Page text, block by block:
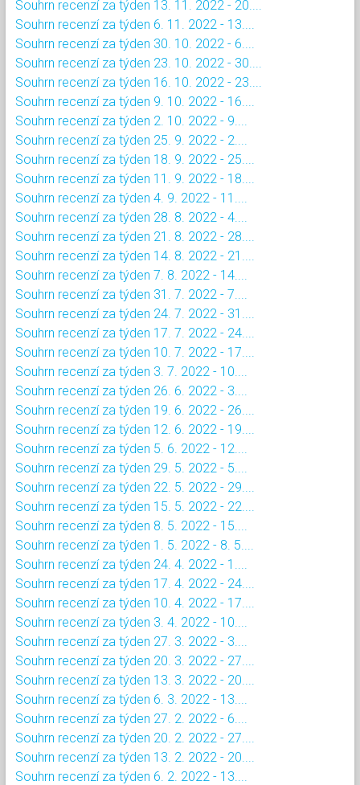
Souhrn recenzí za týden 13. 11. 2022 - 20....
Souhrn recenzí za týden 6. 11. 2022 - 13....
Souhrn recenzí za týden 30. 10. 2022 - 6....
Souhrn recenzí za týden 23. 10. 2022 - 30....
Souhrn recenzí za týden 16. 10. 2022 - 23....
Souhrn recenzí za týden 9. 10. 2022 - 16....
Souhrn recenzí za týden 2. 10. 2022 - 9....
Souhrn recenzí za týden 25. 9. 2022 - 2....
Souhrn recenzí za týden 18. 9. 2022 - 25....
Souhrn recenzí za týden 11. 9. 2022 - 18....
Souhrn recenzí za týden 4. 9. 2022 - 11....
Souhrn recenzí za týden 28. 8. 2022 - 4....
Souhrn recenzí za týden 21. 8. 2022 - 28....
Souhrn recenzí za týden 14. 8. 2022 - 21....
Souhrn recenzí za týden 7. 8. 2022 - 14....
Souhrn recenzí za týden 31. 7. 2022 - 7....
Souhrn recenzí za týden 24. 7. 2022 - 31....
Souhrn recenzí za týden 17. 7. 2022 - 24....
Souhrn recenzí za týden 10. 7. 2022 - 17....
Souhrn recenzí za týden 3. 7. 2022 - 10....
Souhrn recenzí za týden 26. 6. 2022 - 3....
Souhrn recenzí za týden 19. 6. 2022 - 26....
Souhrn recenzí za týden 12. 6. 2022 - 19....
Souhrn recenzí za týden 5. 6. 2022 - 12....
Souhrn recenzí za týden 29. 5. 2022 - 5....
Souhrn recenzí za týden 22. 5. 2022 - 29....
Souhrn recenzí za týden 15. 5. 2022 - 22....
Souhrn recenzí za týden 8. 5. 2022 - 15....
Souhrn recenzí za týden 1. 5. 2022 - 8. 5....
Souhrn recenzí za týden 24. 4. 2022 - 1....
Souhrn recenzí za týden 17. 4. 2022 - 24....
Souhrn recenzí za týden 10. 4. 2022 - 17....
Souhrn recenzí za týden 3. 4. 2022 - 10....
Souhrn recenzí za týden 27. 3. 2022 - 3....
Souhrn recenzí za týden 20. 3. 2022 - 27....
Souhrn recenzí za týden 13. 3. 2022 - 20....
Souhrn recenzí za týden 6. 3. 2022 - 13....
Souhrn recenzí za týden 27. 2. 2022 - 6....
Souhrn recenzí za týden 20. 2. 2022 - 27....
Souhrn recenzí za týden 13. 2. 2022 - 20....
Souhrn recenzí za týden 6. 2. 2022 - 13....